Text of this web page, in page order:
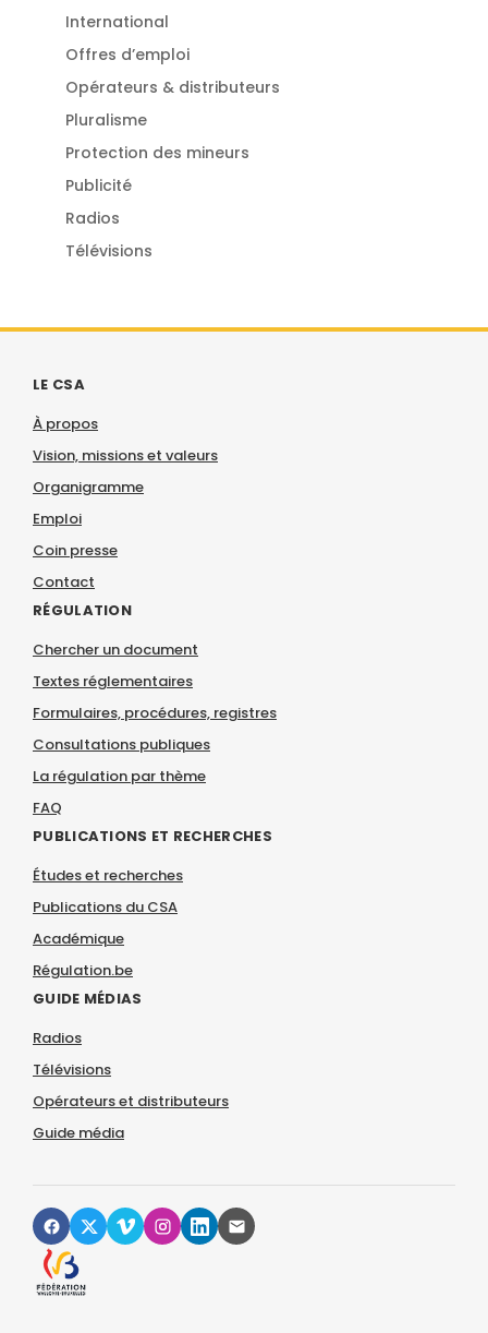
International
Offres d’emploi
Opérateurs & distributeurs
Pluralisme
Protection des mineurs
Publicité
Radios
Télévisions
LE CSA
À propos
Vision, missions et valeurs
Organigramme
Emploi
Coin presse
Contact
RÉGULATION
Chercher un document
Textes réglementaires
Formulaires, procédures, registres
Consultations publiques
La régulation par thème
FAQ
PUBLICATIONS ET RECHERCHES
Études et recherches
Publications du CSA
Académique
Régulation.be
GUIDE MÉDIAS
Radios
Télévisions
Opérateurs et distributeurs
Guide média